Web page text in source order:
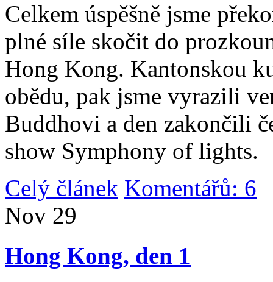
Celkem úspěšně jsme
plné síle skočit do
Hong Kong. Kantonskou
obědu, pak jsme vyrazili
Buddhovi a den zakončili
show Symphony of lights.
Celý článek Komentářů: 6
Nov 29
Hong Kong, den 1